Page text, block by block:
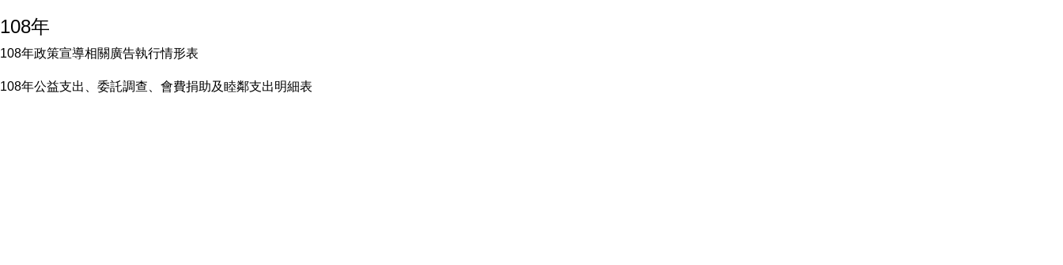
108年
108年政策宣導相關廣告執行情形表
108年公益支出、委託調查、會費捐助及睦鄰支出明細表